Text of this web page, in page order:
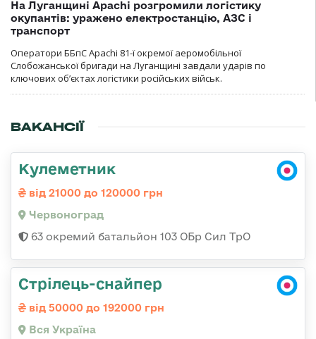
На Луганщині Apachi розгромили логістику
окупантів: уражено електростанцію, АЗС і
транспорт
Оператори ББпС Apachi 81-ї окремої аеромобільної
Слобожанської бригади на Луганщині завдали ударів по
ключових об’єктах логістики російських військ.
ВАКАНСІЇ
Кулеметник
від 21000 до 120000 грн
Червоноград
63 окремий батальйон 103 ОБр Сил ТрО
Стрілець-снайпер
від 50000 до 192000 грн
Вся Україна